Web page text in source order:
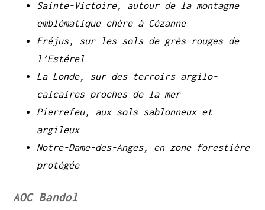
Sainte-Victoire, autour de la montagne
emblématique chère à Cézanne
Fréjus, sur les sols de grès rouges de
l’Estérel
La Londe, sur des terroirs argilo-
calcaires proches de la mer
Pierrefeu, aux sols sablonneux et
argileux
Notre-Dame-des-Anges, en zone forestière
protégée
AOC Bandol